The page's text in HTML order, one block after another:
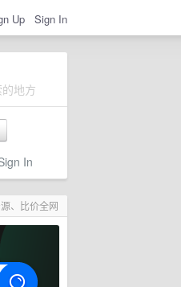
Up Sign In
地方
In
、比价全网